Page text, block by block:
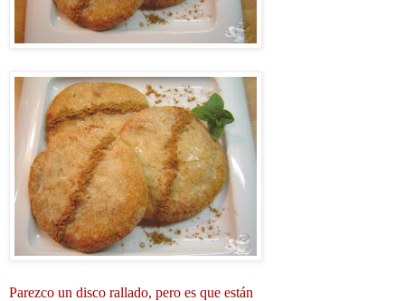
Parezco un disco rallado, pero es que están